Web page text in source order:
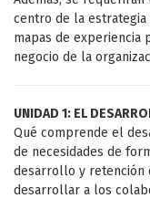
centro de la
mapas de experiencia
negocio de la
UNIDAD 1: EL
Qué comprende el
de necesidades de
desarrollo y retención
desarrollar a los